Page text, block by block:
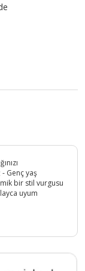
Genç yaş
bir stil vurgusu
uyum